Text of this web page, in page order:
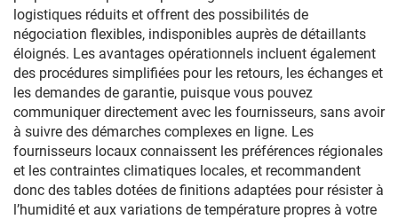
logistiques réduits et offrent des possibilités de
négociation flexibles, indisponibles auprès de détaillants
éloignés. Les avantages opérationnels incluent également
des procédures simplifiées pour les retours, les échanges et
les demandes de garantie, puisque vous pouvez
communiquer directement avec les fournisseurs, sans avoir
à suivre des démarches complexes en ligne. Les
fournisseurs locaux connaissent les préférences régionales
et les contraintes climatiques locales, et recommandent
donc des tables dotées de finitions adaptées pour résister à
l’humidité et aux variations de température propres à votre